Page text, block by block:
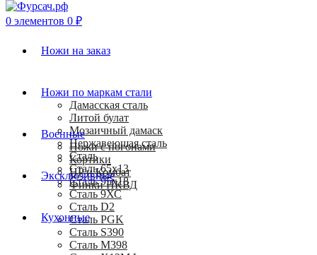
0 элементов 0 ₽
Ножи на заказ
Ножи по маркам стали
Дамасская сталь
Литой булат
Мозаичный дамаск
Нержавеющая сталь
Сталь
Сталь 65х13
Сталь 95х18
Сталь 9ХС
Сталь D2
Сталь PGK
Сталь S390
Сталь M398
Военные
Ножи с погонами
Кортики
HP и Комбат
Финки НКВД
Эксклюзивные
Кухонные